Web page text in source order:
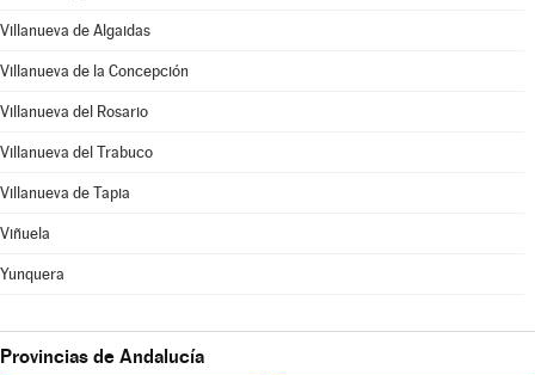
Villanueva de Algaidas
Villanueva de la Concepción
Villanueva del Rosario
Villanueva del Trabuco
Villanueva de Tapia
Viñuela
Yunquera
Provincias de Andalucía